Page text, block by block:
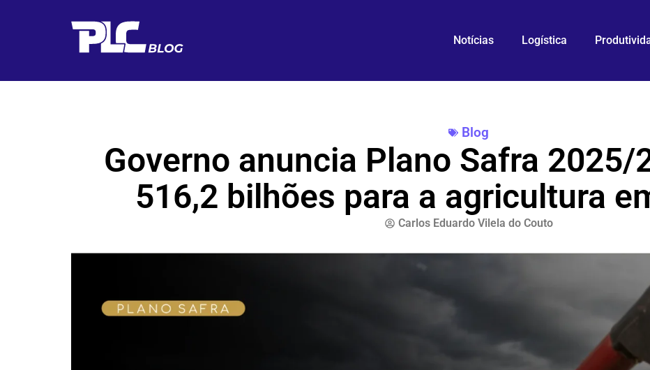
Notícias Logística
Blog
Governo anuncia Plano Safra 2025/
516,2 bilhões para a agricultura
Carlos Eduardo Vilela do Couto